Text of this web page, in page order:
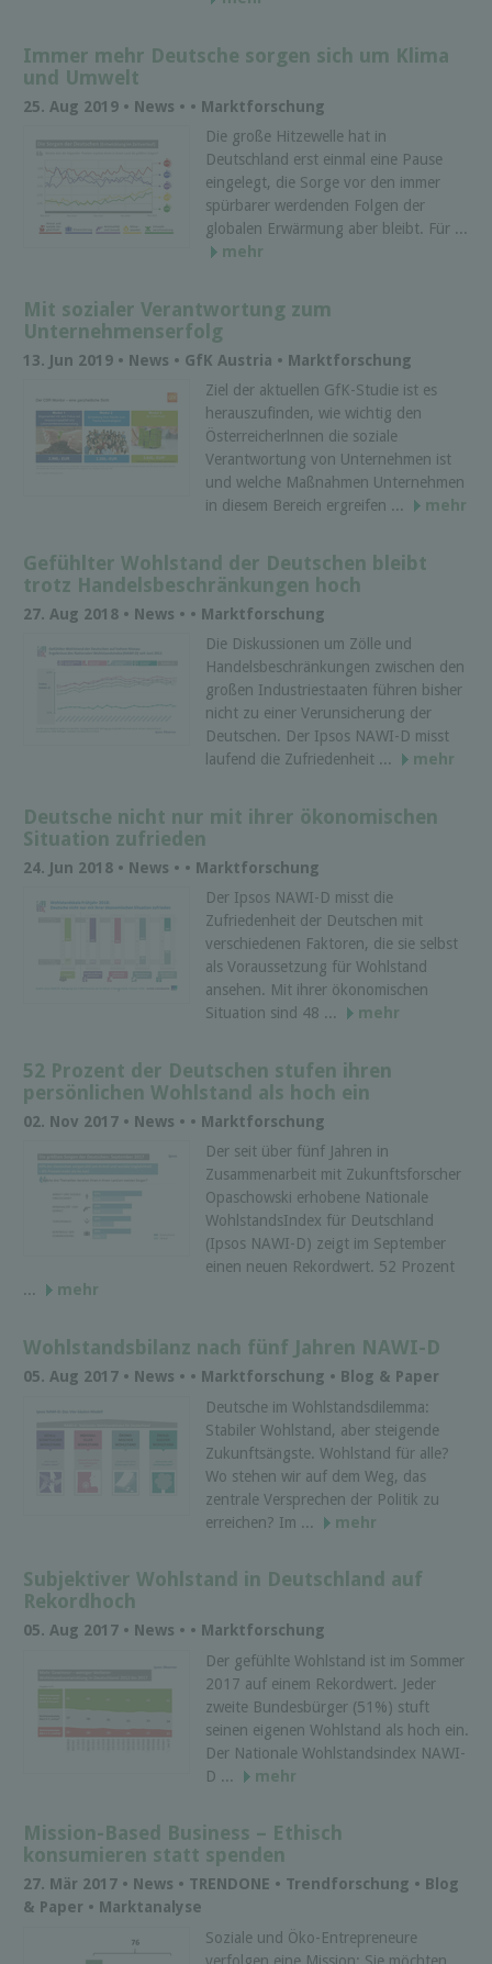
Immer mehr Deutsche sorgen sich um Klima
und Umwelt
25. Aug 2019 • News • • Marktforschung
Die große Hitzewelle hat in
Deutschland erst einmal eine Pause
eingelegt, die Sorge vor den immer
spürbarer werdenden Folgen der
globalen Erwärmung aber bleibt. Für ...
mehr
Mit sozialer Verantwortung zum
Unternehmenserfolg
13. Jun 2019 • News • GfK Austria • Marktforschung
Ziel der aktuellen GfK-Studie ist es
herauszufinden, wie wichtig den
Österreicherlnnen die soziale
Verantwortung von Unternehmen ist
und welche Maßnahmen Unternehmen
in diesem Bereich ergreifen ...
mehr
Gefühlter Wohlstand der Deutschen bleibt
trotz Handelsbeschränkungen hoch
27. Aug 2018 • News • • Marktforschung
Die Diskussionen um Zölle und
Handelsbeschränkungen zwischen den
großen Industriestaaten führen bisher
nicht zu einer Verunsicherung der
Deutschen. Der Ipsos NAWI-D misst
laufend die Zufriedenheit ...
mehr
Deutsche nicht nur mit ihrer ökonomischen
Situation zufrieden
24. Jun 2018 • News • • Marktforschung
Der Ipsos NAWI-D misst die
Zufriedenheit der Deutschen mit
verschiedenen Faktoren, die sie selbst
als Voraussetzung für Wohlstand
ansehen. Mit ihrer ökonomischen
Situation sind 48 ...
mehr
52 Prozent der Deutschen stufen ihren
persönlichen Wohlstand als hoch ein
02. Nov 2017 • News • • Marktforschung
Der seit über fünf Jahren in
Zusammenarbeit mit Zukunftsforscher
Opaschowski erhobene Nationale
WohlstandsIndex für Deutschland
(Ipsos NAWI-D) zeigt im September
einen neuen Rekordwert. 52 Prozent
...
mehr
Wohlstandsbilanz nach fünf Jahren NAWI-D
05. Aug 2017 • News • • Marktforschung • Blog & Paper
Deutsche im Wohlstandsdilemma:
Stabiler Wohlstand, aber steigende
Zukunftsängste. Wohlstand für alle?
Wo stehen wir auf dem Weg, das
zentrale Versprechen der Politik zu
erreichen? Im ...
mehr
Subjektiver Wohlstand in Deutschland auf
Rekordhoch
05. Aug 2017 • News • • Marktforschung
Der gefühlte Wohlstand ist im Sommer
2017 auf einem Rekordwert. Jeder
zweite Bundesbürger (51%) stuft
seinen eigenen Wohlstand als hoch ein.
Der Nationale Wohlstandsindex NAWI-
D ...
mehr
Mission-Based Business – Ethisch
konsumieren statt spenden
27. Mär 2017 • News • TRENDONE • Trendforschung • Blog
& Paper • Marktanalyse
Soziale und Öko-Entrepreneure
verfolgen eine Mission: Sie möchten